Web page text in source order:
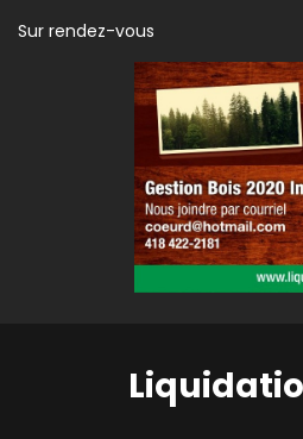
Sur rendez-vous